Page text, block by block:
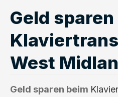
Geld
West
Geld sparen beim